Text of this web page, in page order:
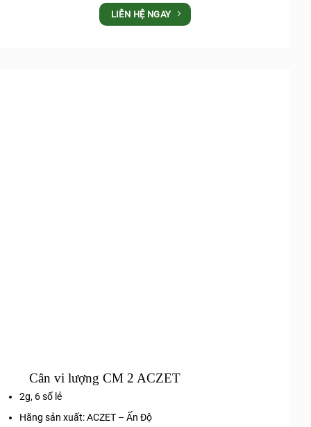
LIÊN HỆ NGAY
Cân vi lượng CM 2 ACZET
2g, 6 số lẻ
Hãng sản xuất: ACZET – Ấn Độ